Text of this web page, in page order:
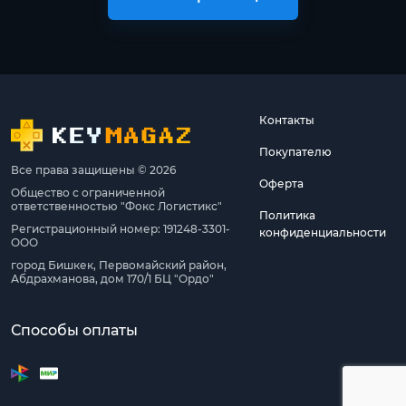
Все права защищены © 2026
Общество с ограниченной
ответственностью "Фокс Логистикс"
Регистрационный номер: 191248-3301-
ООО
город Бишкек, Первомайский район,
Абдрахманова, дом 170/1 БЦ "Ордо"
Контакты
Покупателю
Оферта
Политика
конфиденциальности
Способы оплаты